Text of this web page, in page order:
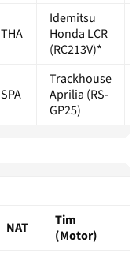
THA
Idemitsu
Honda LCR
(RC213V)*
SPA
Trackhouse
Aprilia (RS-
GP25)
NAT
Tim
(Motor)